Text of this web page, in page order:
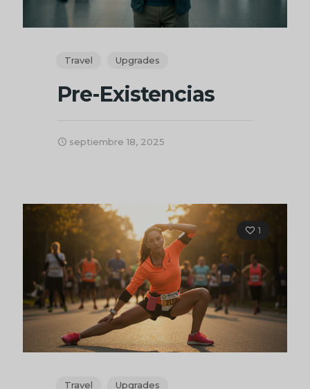
Travel Upgrades
Pre-Existencias
septiembre 18, 2025
1
Travel Upgrades